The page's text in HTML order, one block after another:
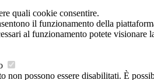
quali cookie consentire.
il funzionamento della
al funzionamento potete visionare
non possono essere disabilitati. È